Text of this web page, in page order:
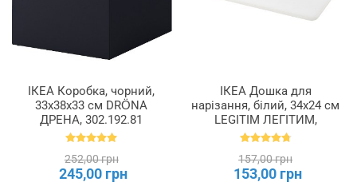
ІКЕА Коробка, чорний,
33x38x33 см DRÖNA
ДРЕНА, 302.192.81
252,00 грн
245,00 грн
ІКЕА Дошка для
нарізання, білий, 34x24 см
LEGITIM ЛЕГІТИМ,
902.022.68
157,00 грн
153,00 грн